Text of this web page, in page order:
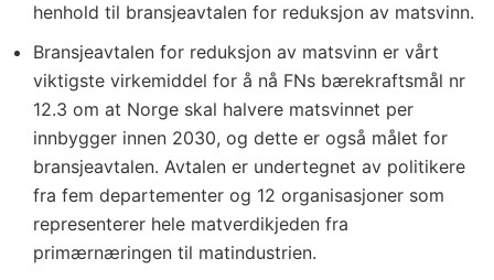
henhold til bransjeavtalen for reduksjon av matsvinn.
Bransjeavtalen for reduksjon av matsvinn er vårt
viktigste virkemiddel for å nå FNs bærekraftsmål nr
12.3 om at Norge skal halvere matsvinnet per
innbygger innen 2030, og dette er også målet for
bransjeavtalen. Avtalen er undertegnet av politikere
fra fem departementer og 12 organisasjoner som
representerer hele matverdikjeden fra
primærnæringen til matindustrien.